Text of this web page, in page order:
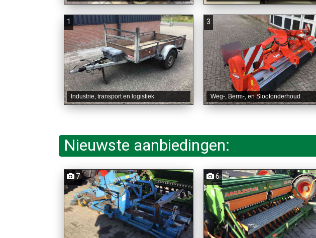
1
Industrie, transport en logistiek
3
Weg-, Berm-, en Slootonderhoud
Nieuwste aanbiedingen:
7 6